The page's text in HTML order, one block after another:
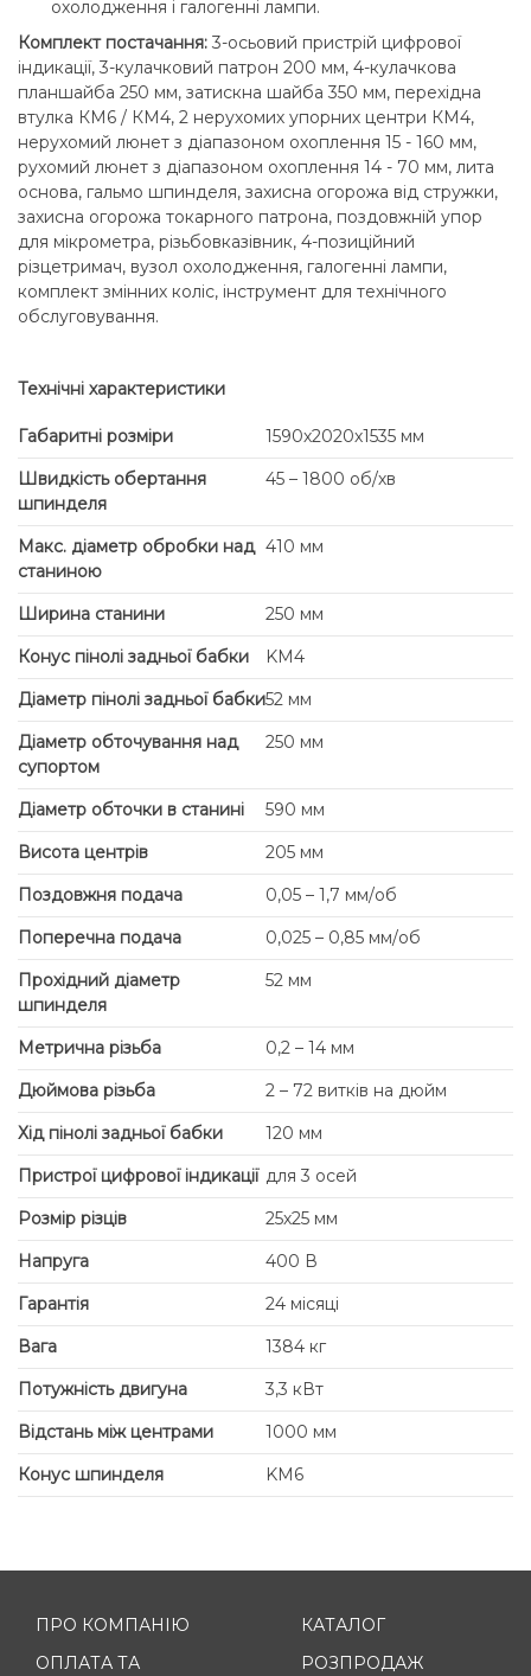
охолодження і галогенні лампи.
Комплект постачання: 3-осьовий пристрій цифрової
індикації, 3-кулачковий патрон 200 мм, 4-кулачкова
планшайба 250 мм, затискна шайба 350 мм, перехідна
втулка КМ6 / КМ4, 2 нерухомих упорних центри КМ4,
нерухомий люнет з діапазоном охоплення 15 - 160 мм,
рухомий люнет з діапазоном охоплення 14 - 70 мм, лита
основа, гальмо шпинделя, захисна огорожа від стружки,
захисна огорожа токарного патрона, поздовжній упор
для мікрометра, різьбовказівник, 4-позиційний
різцетримач, вузол охолодження, галогенні лампи,
комплект змінних коліс, інструмент для технічного
обслуговування.
Технічні характеристики
Габаритні розміри
1590х2020х1535 мм
Швидкість обертання
шпинделя
45 – 1800 об/хв
Макс. діаметр обробки над
станиною
410 мм
Ширина станини
250 мм
Конус пінолі задньої бабки
KM4
Діаметр пінолі задньої бабки52 мм
Діаметр обточування над
супортом
250 мм
Діаметр обточки в станині
590 мм
Висота центрів
205 мм
Поздовжня подача
0,05 – 1,7 мм/об
Поперечна подача
0,025 – 0,85 мм/об
Прохідний діаметр
шпинделя
52 мм
Метрична різьба
0,2 – 14 мм
Дюймова різьба
2 – 72 витків на дюйм
Хід пінолі задньої бабки
120 мм
Пристрої цифрової індикації для 3 осей
Розмір різців
25х25 мм
Напруга
400 В
Гарантія
24 місяці
Вага
1384 кг
Потужність двигуна
3,3 кВт
Відстань між центрами
1000 мм
Конус шпинделя
KM6
ПРО КОМПАНІЮ
ОПЛАТА ТА
КАТАЛОГ
РОЗПРОДАЖ